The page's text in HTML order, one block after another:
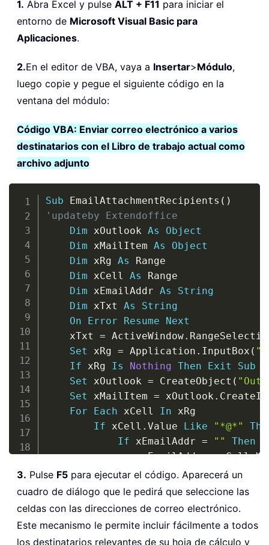
1. Abra Excel y pulse ALT + F11 para iniciar el
entorno de Microsoft Visual Basic para
Aplicaciones.
2.En el editor de VBA, vaya a Insertar>Módulo,
luego copie y pegue el siguiente código en la
ventana del módulo:
Código VBA: Enviar correo electrónico a varios
destinatarios con el Libro de trabajo actual como
archivo adjunto
Sub EmailAttachmentRecipients ( )
'updateby Extendoffice
Dim xOutlook As
Object
Dim xMailItem As
Object
Dim xRg As Range
Dim xCell As Range
Dim xEmailAddr As
String
Dim xTxt As
String
On
Error Resume
Next
    xTxt
= ActiveWindow.
Set xRg = Application . InputBox (
If xRg Is Nothing Then Exit
Sub
Set xOutlook = CreateObject (
Set xMailItem = xOutlook .
For
Each xCell In xRg
If xCell . Value Like "*@*"
If xEmailAddr = ""
Then
                xEmailAddr
= xCell.
Else
                xEmailAddr
Next
Copy
3. Pulse F5 para ejecutar el código. Aparecerá un
cuadro de diálogo que le pedirá que seleccione las
celdas con las direcciones de correo electrónico.
Este mecanismo le permite incluir fácilmente a todos
los destinatarios relevantes de su hoja de cálculo y